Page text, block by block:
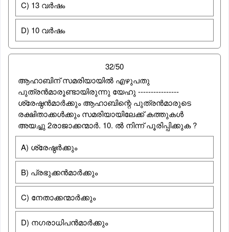
C) 13 വർഷം
D) 10 വർഷം
32/50
ആഹാബിന് സമരിയായില്‍ എഴുപതു
പുത്രന്‍മാരൂണ്ടായിരുന്നു യേഹു ----------------
ശ്രേഷ്ഠന്‍മാര്‍ക്കും ആഹാബിന്റെ പുത്രന്‍മാരുടെ
രക്ഷിതാക്കള്‍ക്കും സമരിയായിലേക്ക് കത്തുകള്‍
അയച്ചു 2രാജാക്കന്മാര്‍. 10. ല്‍ നിന്ന് പൂരിപ്പിക്കുക ?
A) ശ്രേഷ്ഠര്‍ക്കും
B) പ്രഭുക്കന്‍മാര്‍ക്കും
C) നേതാക്കന്മാര്‍ക്കും
D) നഗരാധിപന്‍മാര്‍ക്കും